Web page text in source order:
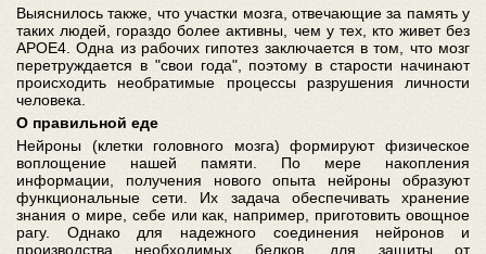
Выяснилось также, что участки мозга, отвечающие за память у
таких людей, гораздо более активны, чем у тех, кто живет без
APOE4. Одна из рабочих гипотез заключается в том, что мозг
перетруждается в "свои года", поэтому в старости начинают
происходить необратимые процессы разрушения личности
человека.
О правильной еде
Нейроны (клетки головного мозга) формируют физическое
воплощение нашей памяти. По мере накопления
информации, получения нового опыта нейроны образуют
функциональные сети. Их задача обеспечивать хранение
знания о мире, себе или как, например, приготовить овощное
рагу. Однако для надежного соединения нейронов и
производства необходимых белков, для защиты от